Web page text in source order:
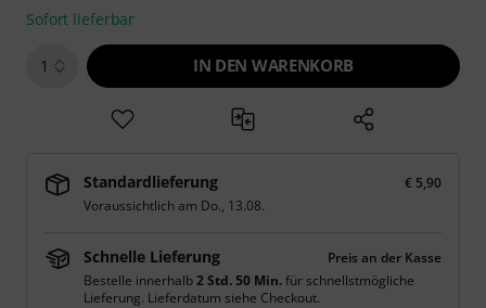
Sofort lieferbar
1 IN DEN WARENKORB
Standardlieferung
€ 5,90
Voraussichtlich am Do., 13.08.
Schnelle Lieferung
Preis an der Kasse
Bestelle innerhalb2 Std. 49 Min.für schnellstmögliche
Lieferung. Lieferdatum siehe Checkout.